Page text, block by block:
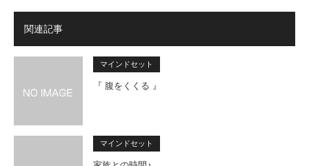
関連記事
マインドセット
『 腹をくくる 』
マインドセット